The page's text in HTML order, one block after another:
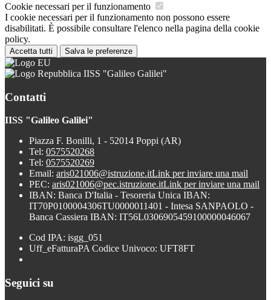
Cookie necessari per il funzionamento
I cookie necessari per il funzionamento non possono essere
disabilitati. È possibile consultare l'elenco nella pagina della cookie
policy.
Accetta tutti Salva le preferenze
IISS "Galileo Galilei"
Contatti
IISS "Galileo Galilei"
Piazza F. Bonilli, 1 - 52014 Poppi (AR)
Tel: 0575520268
Tel: 0575520269
Email: aris021006@istruzione.itLink per inviare una mail
PEC: aris021006@pec.istruzione.itLink per inviare una mail
IBAN: Banca D'Italia - Tesoreria Unica IBAN:
IT70P0100004306TU0000011401 - Intesa SANPAOLO -
Banca Cassiera IBAN: IT56L0306905459100000046067
Cod IPA: isgg_051
Uff_eFatturaPA Codice Univoco: UFT8FT
Seguici su